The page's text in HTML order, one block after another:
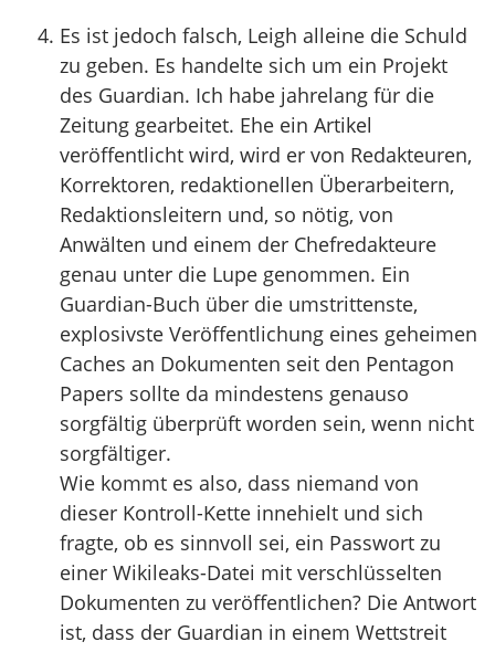
Es ist jedoch falsch, Leigh alleine die Schuld
zu geben. Es handelte sich um ein Projekt
des Guardian. Ich habe jahrelang für die
Zeitung gearbeitet. Ehe ein Artikel
veröffentlicht wird, wird er von Redakteuren,
Korrektoren, redaktionellen Überarbeitern,
Redaktionsleitern und, so nötig, von
Anwälten und einem der Chefredakteure
genau unter die Lupe genommen. Ein
Guardian-Buch über die umstrittenste,
explosivste Veröffentlichung eines geheimen
Caches an Dokumenten seit den Pentagon
Papers sollte da mindestens genauso
sorgfältig überprüft worden sein, wenn nicht
sorgfältiger.
Wie kommt es also, dass niemand von
dieser Kontroll-Kette innehielt und sich
fragte, ob es sinnvoll sei, ein Passwort zu
einer Wikileaks-Datei mit verschlüsselten
Dokumenten zu veröffentlichen? Die Antwort
ist, dass der Guardian in einem Wettstreit